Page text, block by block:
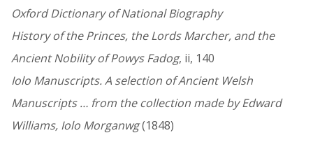
Oxford Dictionary of National Biography
History of the Princes, the Lords Marcher, and the
Ancient Nobility of Powys Fadog, ii, 140
Iolo Manuscripts. A selection of Ancient Welsh
Manuscripts … from the collection made by Edward
Williams, Iolo Morganwg(1848)